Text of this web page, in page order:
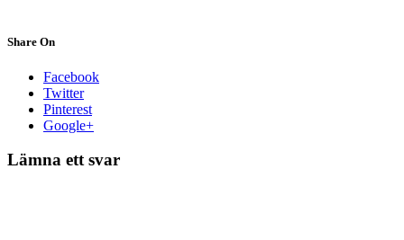
Share On
Facebook
Twitter
Pinterest
Google+
Lämna ett svar